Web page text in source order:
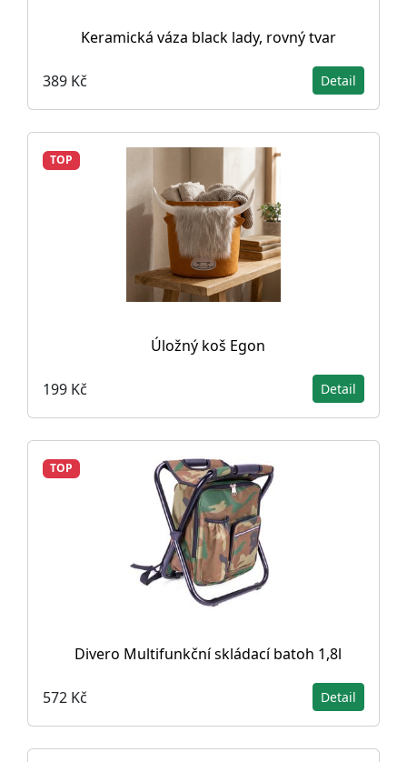
Keramická váza black lady, rovný tvar
389 Kč Detail
TOP
Úložný koš Egon
199 Kč Detail
TOP
Divero Multifunkční skládací batoh 1,8l
572 Kč Detail